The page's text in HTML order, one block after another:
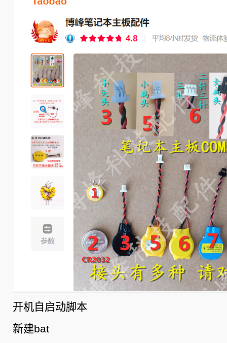
开机自启动脚本
新建bat